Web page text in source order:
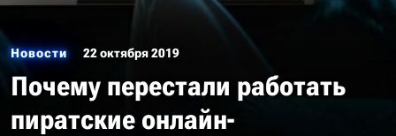
Новости 22 октября 2019
Почему перестали работать
пиратские онлайн-